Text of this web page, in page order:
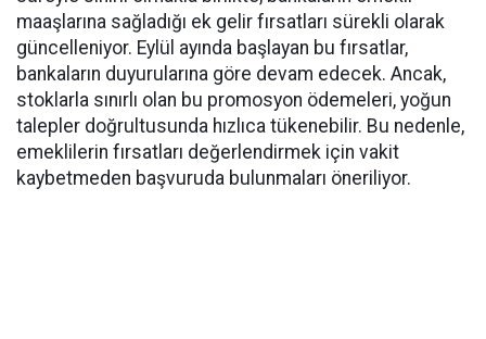
maaşlarına sağladığı ek gelir fırsatları sürekli olarak
güncelleniyor. Eylül ayında başlayan bu fırsatlar,
bankaların duyurularına göre devam edecek. Ancak,
stoklarla sınırlı olan bu promosyon ödemeleri, yoğun
talepler doğrultusunda hızlıca tükenebilir. Bu nedenle,
emeklilerin fırsatları değerlendirmek için vakit
kaybetmeden başvuruda bulunmaları öneriliyor.